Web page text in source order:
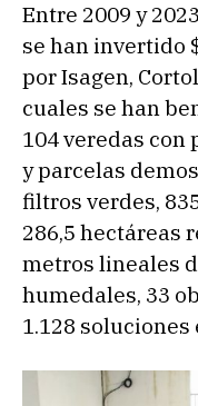
Entre 2009 y
se han invertido
por Isagen,
cuales se han
104 veredas con
y parcelas
filtros verdes,
286,5 hectáreas
metros lineales
humedales, 33
1.128